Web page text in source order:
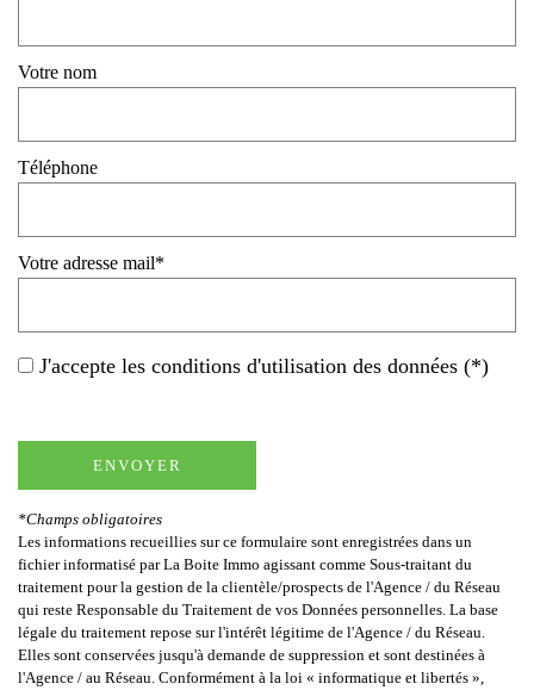
Votre nom
Téléphone
Votre adresse mail*
J'accepte les conditions d'utilisation des données (*)
ENVOYER
*Champs obligatoires
Les informations recueillies sur ce formulaire sont enregistrées dans un
fichier informatisé par La Boite Immo agissant comme Sous-traitant du
traitement pour la gestion de la clientèle/prospects de l'Agence / du Réseau
qui reste Responsable du Traitement de vos Données personnelles. La base
légale du traitement repose sur l'intérêt légitime de l'Agence / du Réseau.
Elles sont conservées jusqu'à demande de suppression et sont destinées à
l'Agence / au Réseau. Conformément à la loi « informatique et libertés »,